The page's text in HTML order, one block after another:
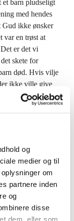
og
medier og til
om
partnere inden
og
disse
dem, eller som
et barn pludseligt
med hendes
Gud ikke ønsker
var en trøst at
er det vi
skete for
død. Hvis vilje
ikke ville give
sorg over
gøre for det,
for livet, men
– jeg kan ikke
en mening med
vi ikke har